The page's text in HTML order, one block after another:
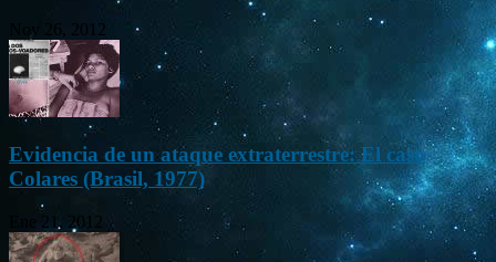
Nov 26, 2012
Evidencia de un ataque extraterrestre: El caso
Colares (Brasil, 1977)
Ene 21, 2012